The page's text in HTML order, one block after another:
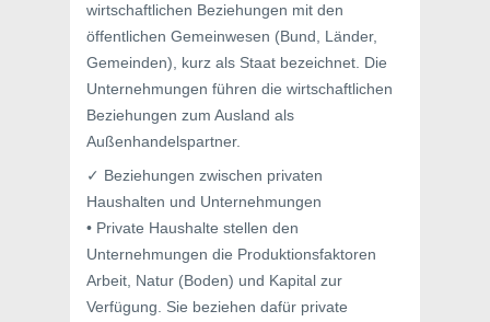
wirtschaftlichen Beziehungen mit den
öffentlichen Gemeinwesen (Bund, Länder,
Gemeinden), kurz als Staat bezeichnet. Die
Unternehmungen führen die wirtschaftlichen
Beziehungen zum Ausland als
Außenhandelspartner.
✓ Beziehungen zwischen privaten
Haushalten und Unternehmungen
• Private Haushalte stellen den
Unternehmungen die Produktionsfaktoren
Arbeit, Natur (Boden) und Kapital zur
Verfügung. Sie beziehen dafür private